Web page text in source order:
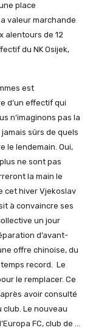
place
valeur marchande
alentours de 12
du NK Osijek,
est
d’un effectif qui
n’imaginons pas la
sûrs de quels
le lendemain. Oui,
ne sont pas
la main le
cet hiver Vjekoslav
à convaincre ses
un jour
d’avant-
offre chinoise, du
record. Le
le remplacer. Ce
avoir consulté
Le nouveau
FC, club de …